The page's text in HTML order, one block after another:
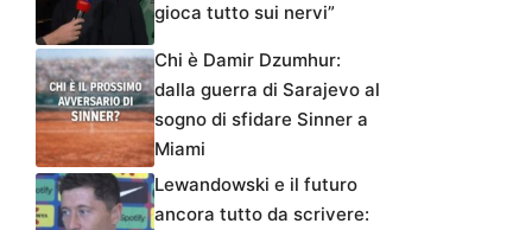
gioca tutto sui nervi”
Chi è Damir Dzumhur:
dalla guerra di Sarajevo al
sogno di sfidare Sinner a
Miami
Lewandowski e il futuro
ancora tutto da scrivere: